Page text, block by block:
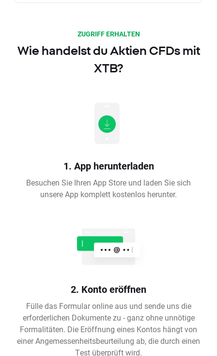
ZUGRIFF ERHALTEN
Wie handelst du Aktien CFDs mit
XTB?
1. App herunterladen
Besuchen Sie Ihren App Store und laden Sie sich
unsere App komplett kostenlos herunter.
2. Konto eröffnen
Fülle das Formular online aus und sende uns die
erforderlichen Dokumente zu - ganz ohne unnötige
Formalitäten. Die Eröffnung eines Kontos hängt von
einer Angemessenheitsbeurteilung ab, die durch einen
Test überprüft wird.